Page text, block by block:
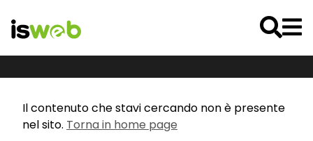
Il contenuto che stavi cercando non è presente
nel sito. Torna in home page